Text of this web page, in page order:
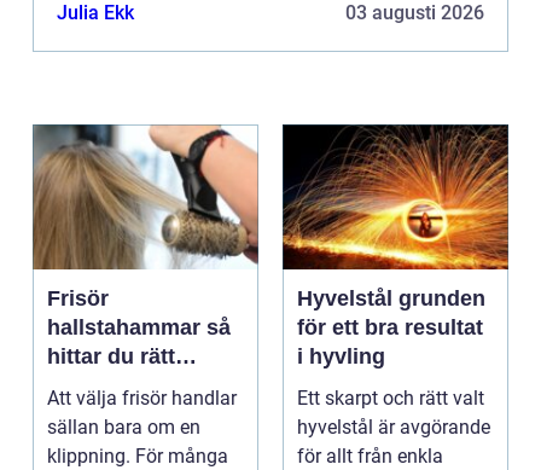
Julia Ekk 03 augusti 2026
Frisör
hallstahammar så
hittar du rätt
salong för stil,
kvalitet och känsla
Att välja frisör handlar
sällan bara om en
klippning. För många
Hyvelstål grunden
för ett bra resultat
i hyvling
Ett skarpt och rätt valt
hyvelstål är avgörande
för allt från enkla